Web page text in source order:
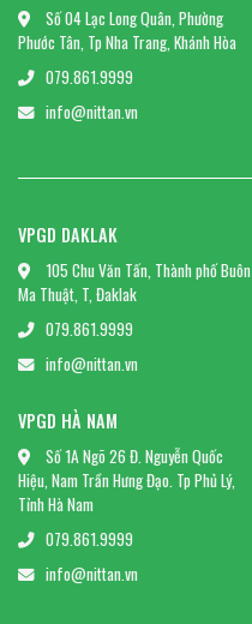
Số 04 Lạc Long Quân, Phường
Phước Tân, Tp Nha Trang, Khánh Hòa
079.861.9999
info@nittan.vn
VPGD DAKLAK
105 Chu Văn Tấn, Thành phố Buôn
Ma Thuật, T, Đaklak
079.861.9999
info@nittan.vn
VPGD HÀ NAM
Số 1A Ngõ 26 Đ. Nguyễn Quốc
Hiệu, Nam Trần Hưng Đạo. Tp Phủ Lý,
Tỉnh Hà Nam
079.861.9999
info@nittan.vn